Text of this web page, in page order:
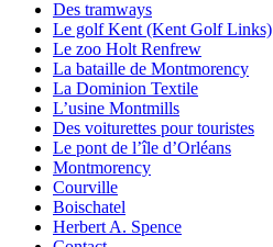
Des tramways
Le golf Kent (Kent Golf Links)
Le zoo Holt Renfrew
La bataille de Montmorency
La Dominion Textile
L’usine Montmills
Des voiturettes pour touristes
Le pont de l’île d’Orléans
Montmorency
Courville
Boischatel
Herbert A. Spence